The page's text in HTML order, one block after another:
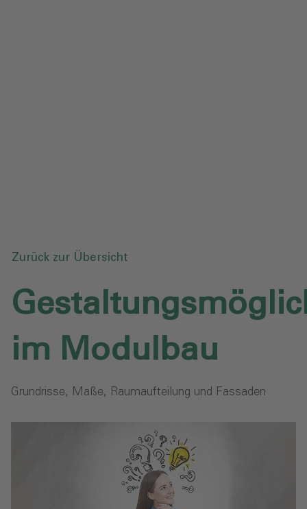
Zurück zur Übersicht
im Modulbau
Grundrisse, Maße, Raumaufteilung und Fassaden